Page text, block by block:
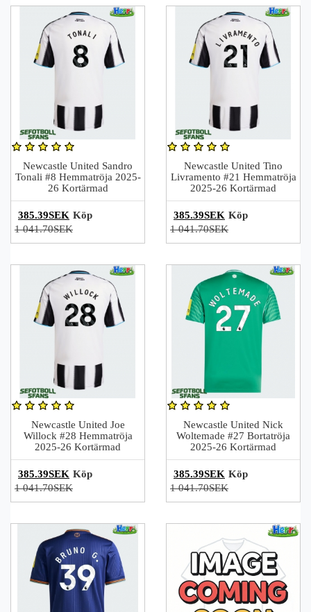
Newcastle United Sandro
Tonali #8 Hemmatröja 2025-
26 Kortärmad
385.39SEK
1 041.70SEK
Köp
Newcastle United Tino
Livramento #21 Hemmatröja
2025-26 Kortärmad
385.39SEK
1 041.70SEK
Köp
Newcastle United Joe
Willock #28 Hemmatröja
2025-26 Kortärmad
385.39SEK
1 041.70SEK
Köp
Newcastle United Nick
Woltemade #27 Bortatröja
2025-26 Kortärmad
385.39SEK
1 041.70SEK
Köp